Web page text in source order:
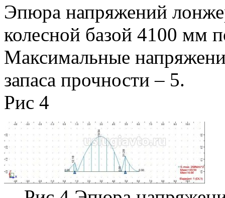
Эпюра напряжений
колесной базой 4100 мм
Максимальные
запаса прочности – 5.
Рис 4